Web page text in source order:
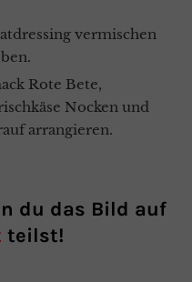
Nocken und
arrangieren.
du das Bild auf
teilst!